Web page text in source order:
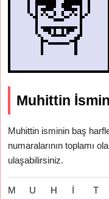
Muhittin
Muhittin isminin baş
numaralarının toplamı
ulaşabilirsiniz.
M U H İ T